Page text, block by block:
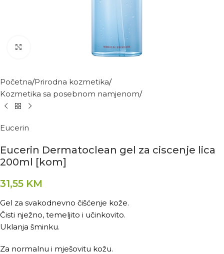
Kliknite za povećanje
Početna Prirodna kozmetika
Kozmetika sa posebnom namjenom
Eucerin
Eucerin Dermatoclean gel za ciscenje lica
200ml [kom]
31,55 KM
Gel za svakodnevno čišćenje kože.
Čisti nježno, temeljito i učinkovito.
Uklanja šminku.
Za normalnu i mješovitu kožu.